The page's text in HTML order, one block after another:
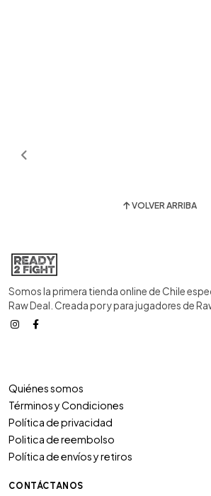
VOLVER ARRIBA
Somos la primera tienda online de Chile
Raw Deal. Creada por y para jugadores de
Quiénes somos
Términos y Condiciones
Política de privacidad
Politica de reembolso
Política de envíos y retiros
CONTÁCTANOS